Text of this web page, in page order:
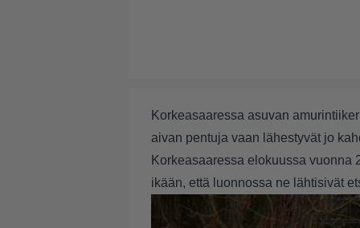
Korkeasaaressa asuvan
aivan pentuja vaan lähestyvät jo
Korkeasaaressa elokuussa vuonna
ikään, että luonnossa ne lähtisivät